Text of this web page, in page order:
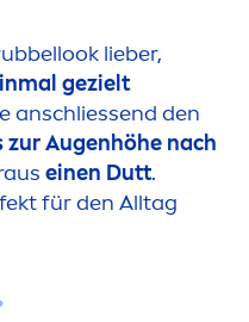
lieber,
gezielt
anschliessend den
zur Augenhöhe nach
einen Dutt.
für den Alltag